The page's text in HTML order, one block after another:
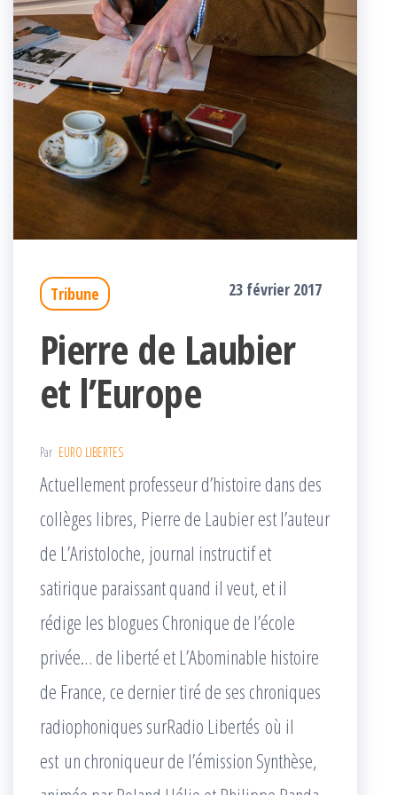
Tribune 23 février 2017
Pierre de Laubier
et l’Europe
Par EURO LIBERTES
Actuellement professeur d’histoire dans des
collèges libres, Pierre de Laubier est l’auteur
de L’Aristoloche, journal instructif et
satirique paraissant quand il veut, et il
rédige les blogues Chronique de l’école
privée… de liberté et L’Abominable histoire
de France, ce dernier tiré de ses chroniques
radiophoniques surRadio Libertés où il
est un chroniqueur de l’émission Synthèse,